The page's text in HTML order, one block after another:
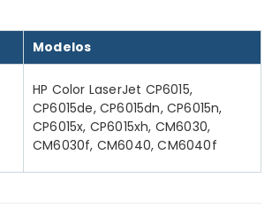
Modelos
HP Color LaserJet CP6015,
CP6015de, CP6015dn, CP6015n,
CP6015x, CP6015xh, CM6030,
CM6030f, CM6040, CM6040f